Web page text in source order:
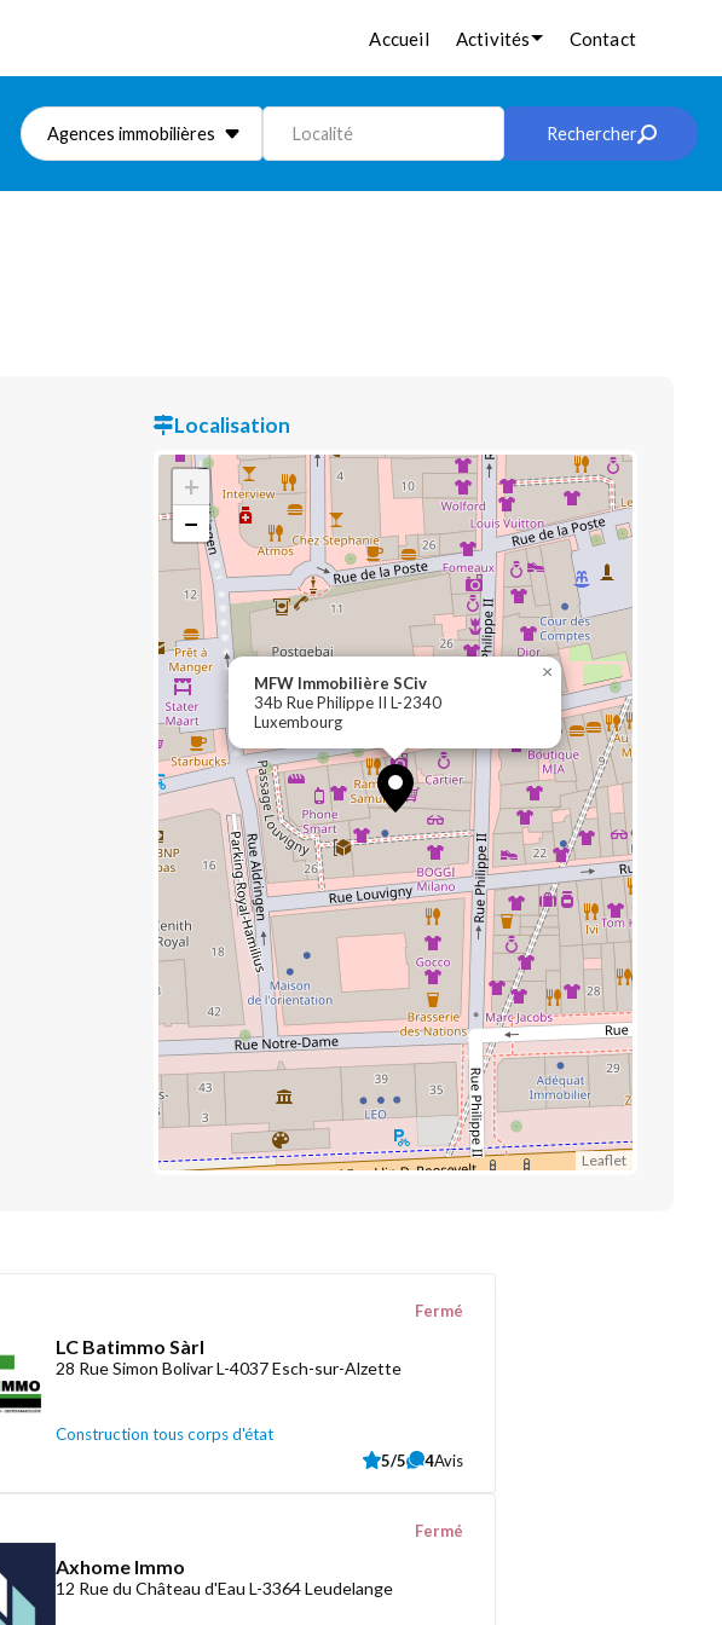
Accueil Activités Contact
Agences immobilières Localité Rechercher
Localisation
MFW Immobilière SCiv
34b Rue Philippe II L-2340
Luxembourg
×
+
−
Leaflet
LC Batimmo Sàrl
28 Rue Simon Bolivar L-4037 Esch-sur-Alzette
Construction tous corps d'état
Fermé
5/5 4Avis
Axhome Immo
12 Rue du Château d'Eau L-3364 Leudelange
Fermé